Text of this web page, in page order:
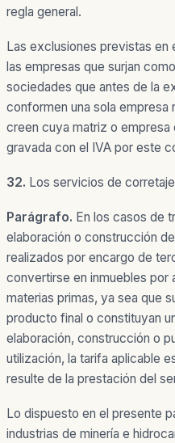
regla general.
Las exclusiones previstas en
las empresas que surjan
sociedades que antes de la
conformen una sola empresa
creen cuya matriz o empresa
gravada con el IVA por este
32. Los servicios de
Parágrafo. En los casos de
elaboración o construcción
realizados por encargo de
convertirse en inmuebles por
materias primas, ya sea que
producto final o constituyan
elaboración, construcción o
utilización, la tarifa aplicable
resulte de la prestación del
Lo dispuesto en el presente
industrias de minería e